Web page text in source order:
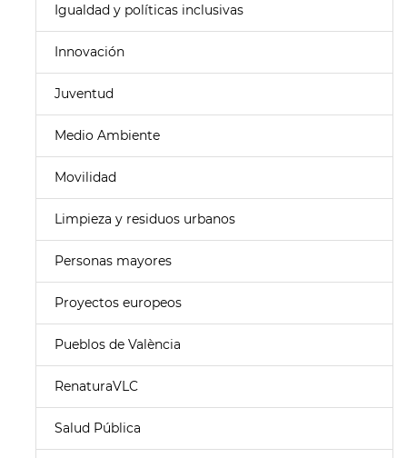
Igualdad y políticas inclusivas
Innovación
Juventud
Medio Ambiente
Movilidad
Limpieza y residuos urbanos
Personas mayores
Proyectos europeos
Pueblos de València
RenaturaVLC
Salud Pública